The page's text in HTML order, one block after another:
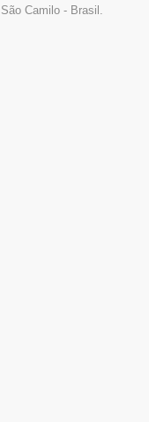
Camilo - Brasil.